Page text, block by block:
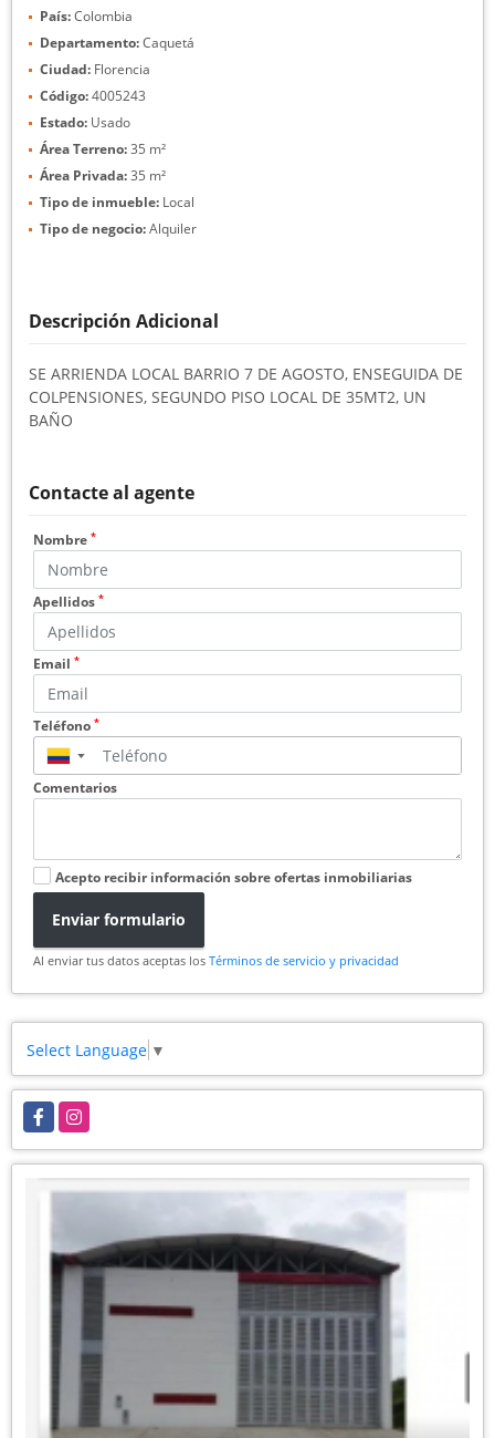
País:Colombia
Departamento:Caquetá
Ciudad: Florencia
Código:4005243
Estado: Usado
Área Terreno:35 m²
Área Privada:35 m²
Tipo de inmueble: Local
Tipo de negocio:Alquiler
Descripción Adicional
SE ARRIENDA LOCAL BARRIO 7 DE AGOSTO, ENSEGUIDA DE
COLPENSIONES, SEGUNDO PISO LOCAL DE 35MT2, UN
BAÑO
Contacte al agente
Nombre *
Apellidos *
Email *
Teléfono *
▼
Comentarios
Acepto recibir información sobre ofertas inmobiliarias
Enviar formulario
Al enviar tus datos aceptas los Términos de servicio y privacidad
Select Language ▼
FacebookInstagram